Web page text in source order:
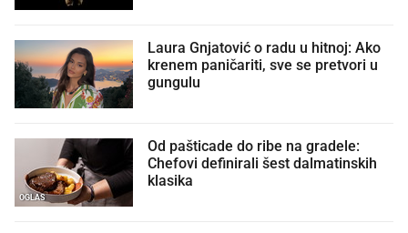
Laura Gnjatović o radu u hitnoj: Ako
krenem paničariti, sve se pretvori u
gungulu
OGLAS
Od pašticade do ribe na gradele:
Chefovi definirali šest dalmatinskih
klasika